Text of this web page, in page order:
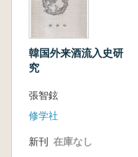
韓国外来酒流入史研
究
張智鉉
修学社
新刊 在庫なし